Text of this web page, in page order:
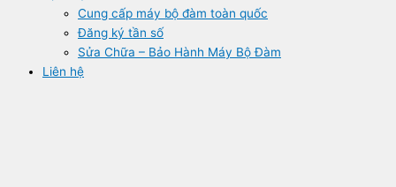
Cung cấp máy bộ đàm toàn quốc
Đăng ký tần số
Sửa Chữa – Bảo Hành Máy Bộ Đàm
Liên hệ